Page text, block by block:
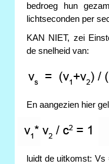
bedroeg hun
lichtseconden per
KAN NIET, zei
de snelheid van:
En aangezien hier
luidt de uitkomst: